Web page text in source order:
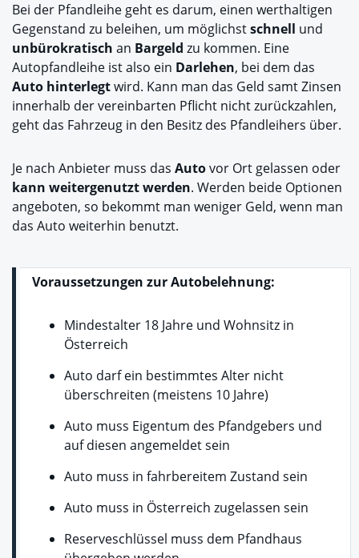
Bei der Pfandleihe geht es darum, einen werthaltigen
Gegenstand zu beleihen, um möglichstschnell und
unbürokratisch an Bargeld zu kommen. Eine
Autopfandleihe ist also ein Darlehen, bei dem das
Auto hinterlegtwird. Kann man das Geld samt Zinsen
innerhalb der vereinbarten Pflicht nicht zurückzahlen,
geht das Fahrzeug in den Besitz des Pfandleihers über.
Je nach Anbieter muss das Autovor Ort gelassen oder
kann weitergenutzt werden. Werden beide Optionen
angeboten, so bekommt man weniger Geld, wenn man
das Auto weiterhin benutzt.
Voraussetzungen zur Autobelehnung:
Mindestalter 18 Jahre und Wohnsitz in
Österreich
Auto darf ein bestimmtes Alter nicht
überschreiten (meistens 10 Jahre)
Auto muss Eigentum des Pfandgebers und
auf diesen angemeldet sein
Auto muss in fahrbereitem Zustand sein
Auto muss in Österreich zugelassen sein
Reserveschlüssel muss dem Pfandhaus